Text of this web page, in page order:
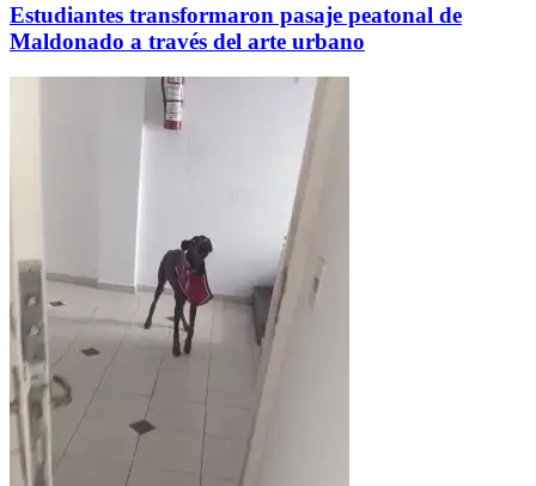
Estudiantes transformaron pasaje peatonal de
Maldonado a través del arte urbano